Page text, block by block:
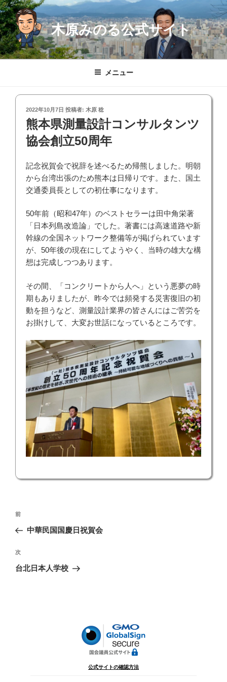
コ
ン
テ
ン
ツ
木原みのる公式サイト
メニュー
投
稿
日:
2022年10月7日 投稿者: 木原 稔
熊本県測量設計コンサルタンツ
協会創立50周年
記念祝賀会で祝辞を述べるため帰熊しました。明朝
から台湾出張のため熊本は日帰りです。また、国土
交通委員長としての初仕事になります。
50年前（昭和47年）のベストセラーは田中角栄著
「日本列島改造論」でした。著書には高速道路や新
幹線の全国ネットワーク整備等が掲げられています
が、50年後の現在にしてようやく、当時の雄大な構
想は完成しつつあります。
その間、「コンクリートから人へ」という悪夢の時
期もありましたが、昨今では頻発する災害復旧の初
動を担うなど、測量設計業界の皆さんにはご苦労を
お掛けして、大変お世話になっているところです。
投
ナ
ビ
ゲ
前
の
稿
前
中華民国国慶日祝賀会
次
の
次
台北日本人学校
公式サイトの確認方法